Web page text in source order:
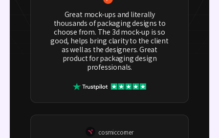
Great mock-ups and literally
thousands of packaging designs to
choose from. The 3d mock-up is so
good, helps bring clarity to the client
as well as the designers. Great
product for packaging design
professionals.
cosmiccorner